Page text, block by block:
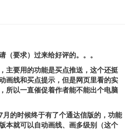
（要求）过来给好评的。。。
主要用的功能是买点推送，这个还挺
画线和买点提示，但是网页里看的实
所以一直催促着作者能不能出个电脑
的时候终于有了个通达信版的，功能
本就可以自动画线、画多级别（这个